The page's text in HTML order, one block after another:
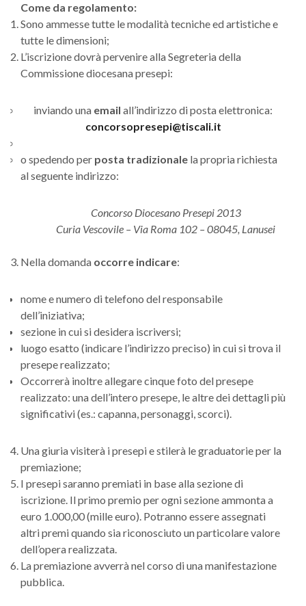
Come da regolamento:
Sono ammesse tutte le modalità tecniche ed artistiche e
tutte le dimensioni;
L’iscrizione dovrà pervenire alla Segreteria della
Commissione diocesana presepi:
inviando una email all’indirizzo di posta elettronica:
concorsopresepi@tiscali.it
o spedendo per posta tradizionale la propria richiesta
al seguente indirizzo:
Concorso Diocesano Presepi 2013
Curia Vescovile – Via Roma 102 – 08045, Lanusei
Nella domanda occorre indicare:
nome e numero di telefono del responsabile
dell’iniziativa;
sezione in cui si desidera iscriversi;
luogo esatto (indicare l’indirizzo preciso) in cui si trova il
presepe realizzato;
Occorrerà inoltre allegare cinque foto del presepe
realizzato: una dell’intero presepe, le altre dei dettagli più
significativi (es.: capanna, personaggi, scorci).
Una giuria visiterà i presepi e stilerà le graduatorie per la
premiazione;
I presepi saranno premiati in base alla sezione di
iscrizione. Il primo premio per ogni sezione ammonta a
euro 1.000,00 (mille euro). Potranno essere assegnati
altri premi quando sia riconosciuto un particolare valore
dell’opera realizzata.
La premiazione avverrà nel corso di una manifestazione
pubblica.